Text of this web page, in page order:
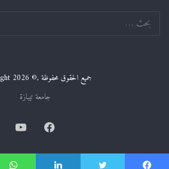
جميع الحقوق محفوظة ,© Copyright 2026
جامعة تيبازة
فيسبوك يوتيوب